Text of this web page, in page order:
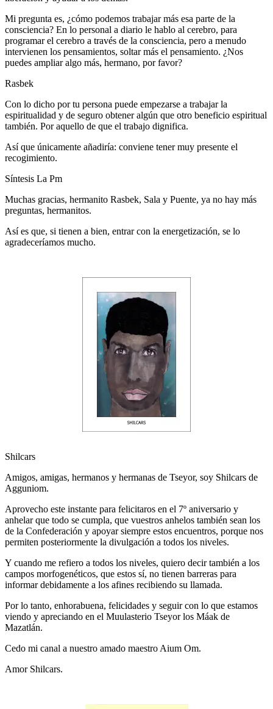
Mi pregunta es, ¿cómo podemos trabajar más esa parte de la
consciencia? En lo personal a diario le hablo al cerebro, para
programar el cerebro a través de la consciencia, pero a menudo
intervienen los pensamientos, soltar más el pensamiento. ¿Nos
puedes ampliar algo más, hermano, por favor?
Rasbek
Con lo dicho por tu persona puede empezarse a trabajar la
espiritualidad y de seguro obtener algún que otro beneficio espiritual
también. Por aquello de que el trabajo dignifica.
Así que únicamente añadiría: conviene tener muy presente el
recogimiento.
Síntesis La Pm
Muchas gracias, hermanito Rasbek, Sala y Puente, ya no hay más
preguntas, hermanitos.
Así es que, si tienen a bien, entrar con la energetización, se lo
agradeceríamos mucho.
Shilcars
Amigos, amigas, hermanos y hermanas de Tseyor, soy Shilcars de
Agguniom.
Aprovecho este instante para felicitaros en el 7º aniversario y
anhelar que todo se cumpla, que vuestros anhelos también sean los
de la Confederación y apoyar siempre estos encuentros, porque nos
permiten posteriormente la divulgación a todos los niveles.
Y cuando me refiero a todos los niveles, quiero decir también a los
campos morfogenéticos, que estos sí, no tienen barreras para
informar debidamente a los afines recibiendo su llamada.
Por lo tanto, enhorabuena, felicidades y seguir con lo que estamos
viendo y apreciando en el Muulasterio Tseyor los Máak de
Mazatlán.
Cedo mi canal a nuestro amado maestro Aium Om.
Amor Shilcars.